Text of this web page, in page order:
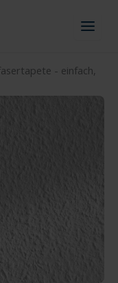
- einfach,